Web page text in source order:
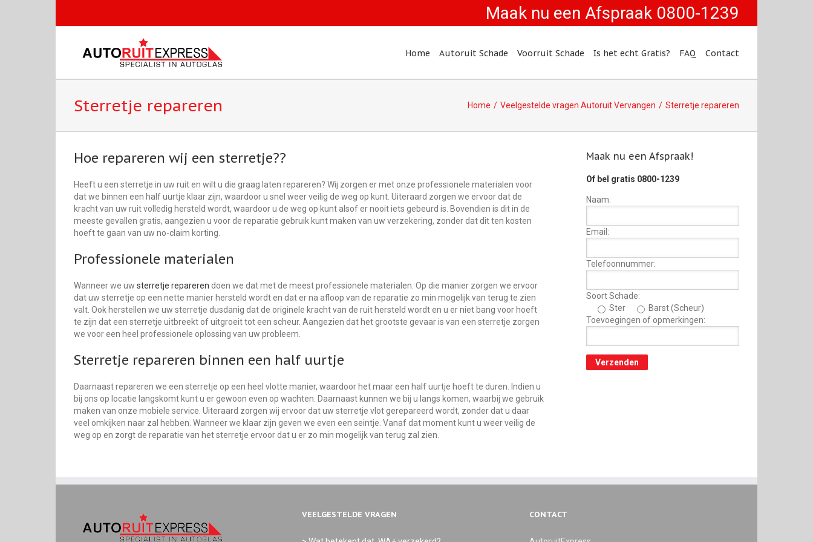
Maak nu een Afspraak 0800-1239
Home Autoruit Schade Voorruit Schade Is het echt Gratis? FAQ Contact
Sterretje repareren Home Veelgestelde vragen Autoruit Vervangen Sterretje repareren
Hoe repareren wij een sterretje??
Heeft u een sterretje in uw ruit en wilt u die graag laten repareren? Wij zorgen er met onze professionele materialen voor
dat we binnen een half uurtje klaar zijn, waardoor u snel weer veilig de weg op kunt. Uiteraard zorgen we ervoor dat de
kracht van uw ruit volledig hersteld wordt, waardoor u de weg op kunt alsof er nooit iets gebeurd is. Bovendien is dit in de
meeste gevallen gratis, aangezien u voor de reparatie gebruik kunt maken van uw verzekering, zonder dat dit ten kosten
hoeft te gaan van uw no-claim korting.
Professionele materialen
Wanneer we uw sterretje repareren doen we dat met de meest professionele materialen. Op die manier zorgen we ervoor
dat uw sterretje op een nette manier hersteld wordt en dat er na afloop van de reparatie zo min mogelijk van terug te zien
valt. Ook herstellen we uw sterretje dusdanig dat de originele kracht van de ruit hersteld wordt en u er niet bang voor hoeft
te zijn dat een sterretje uitbreekt of uitgroeit tot een scheur. Aangezien dat het grootste gevaar is van een sterretje zorgen
we voor een heel professionele oplossing van uw probleem.
Sterretje repareren binnen een half uurtje
Daarnaast repareren we een sterretje op een heel vlotte manier, waardoor het maar een half uurtje hoeft te duren. Indien u
bij ons op locatie langskomt kunt u er gewoon even op wachten. Daarnaast kunnen we bij u langs komen, waarbij we gebruik
maken van onze mobiele service. Uiteraard zorgen wij ervoor dat uw sterretje vlot gerepareerd wordt, zonder dat u daar
veel omkijken naar zal hebben. Wanneer we klaar zijn geven we even een seintje. Vanaf dat moment kunt u weer veilig de
weg op en zorgt de reparatie van het sterretje ervoor dat u er zo min mogelijk van terug zal zien.
Maak nu een Afspraak!
Of bel gratis 0800-1239
Naam:
Email:
Telefoonnummer:
Soort Schade:
Ster
Barst (Scheur)
Toevoegingen of opmerkingen:
VEELGESTELDE VRAGEN CONTACT